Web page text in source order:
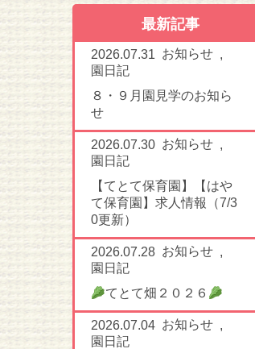
最新記事
2026.07.31 お知らせ ,
園日記
８・９月園見学のお知ら
せ
2026.07.30 お知らせ ,
園日記
【てとて保育園】【はや
て保育園】求人情報（7/3
0更新）
2026.07.28 お知らせ ,
園日記
てとて畑２０２６
2026.07.04 お知らせ ,
園日記